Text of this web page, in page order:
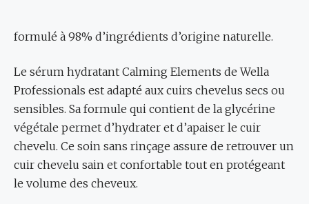
formulé à 98% d’ingrédients d’origine naturelle.
Le sérum hydratant Calming Elements de Wella
Professionals est adapté aux cuirs chevelus secs ou
sensibles. Sa formule qui contient de la glycérine
végétale permet d’hydrater et d’apaiser le cuir
chevelu. Ce soin sans rinçage assure de retrouver un
cuir chevelu sain et confortable tout en protégeant
le volume des cheveux.